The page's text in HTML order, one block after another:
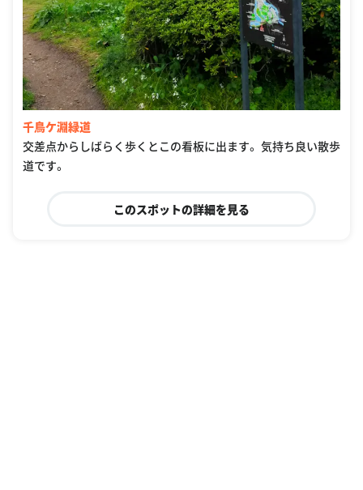
千鳥ケ淵緑道
交差点からしばらく歩くとこの看板に出ます。 気持ち良い散歩
道です。
このスポットの詳細を見る